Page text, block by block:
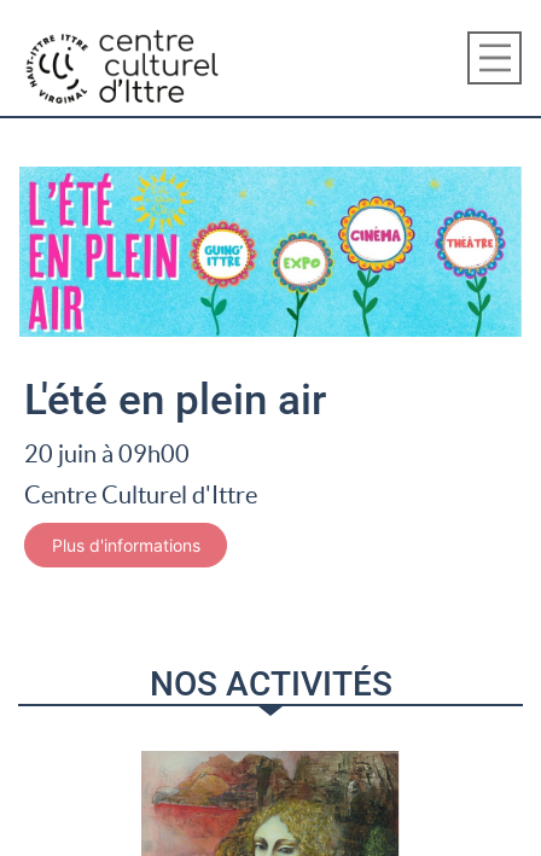
L'été en plein air
20 juin à 09h00
Centre Culturel d'Ittre
Plus d'informations
NOS ACTIVITÉS